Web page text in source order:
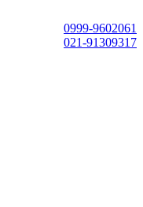
0999-9602061
021-91309317